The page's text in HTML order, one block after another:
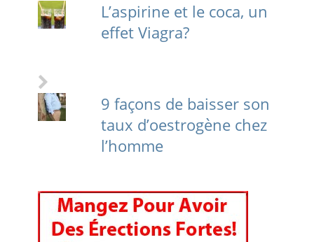
L’aspirine et le coca, un
effet Viagra?
9 façons de baisser son
taux d’oestrogène chez
l’homme